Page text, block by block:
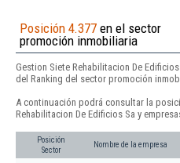
Posición 4.377 en el sector
promoción inmobiliaria
Gestion Siete Rehabilitacion De
del Ranking del sector promoción
A continuación podrá consultar la
Rehabilitacion De Edificios Sa y
Posición
Sector
Nombre de la empresa